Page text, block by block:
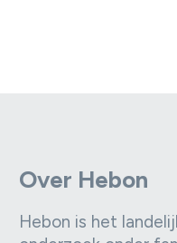
Over Hebon
Hebon is het